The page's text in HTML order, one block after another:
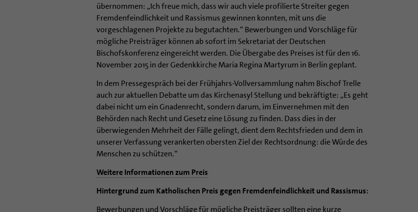
übernommen: „Ich freue mich, dass wir auch viele profilierte Streiter gegen
Fremdenfeindlichkeit und Rassismus gewinnen konnten, mit uns die
vorgeschlagenen Projekte zu begutachten.“ Bewerbungen und Vorschläge für
mögliche Preisträger können ab sofort im Sekretariat der Deutschen
Bischofskonferenz eingereicht werden. Die Übergabe des Preises ist für den 16.
November 2015 in der Gedenkkirche Maria Regina Martyrum in Berlin geplant.
In dem Pressegespräch bei der Frühjahrs-Vollversammlung nahm Bischof Trelle
auch zur aktuellen Debatte um das Kirchenasyl Stellung und bekräftigte: „Es geht
dabei nicht um ein Gnadenrecht, sondern darum, im Einvernehmen mit den
Behörden nach Recht und Gesetz eine Lösung zu finden. Dass dies in der
überwiegenden Mehrheit der Fälle gelingt, dient dem Rechtsfrieden und dem in
unserer Verfassung verankerten obersten Ziel der Rechtsordnung: die Würde des
Menschen zu schützen.“
Weitere Informationen zum Preis
Hintergrund zum Katholischen Preis gegen Fremdenfeindlichkeit und Rassismus:
Bewerbungen und Vorschläge für mögliche Preisträger sollten eine kurze